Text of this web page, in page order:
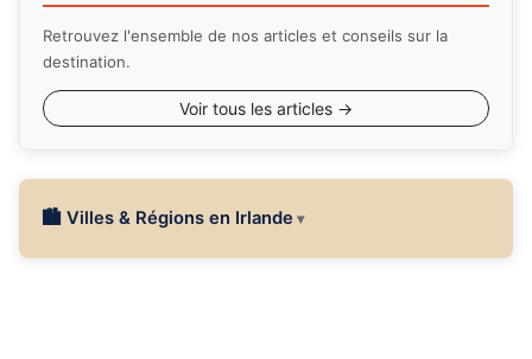
Retrouvez l'ensemble de nos articles et conseils sur la
destination.
Voir tous les articles →
🏙 Villes & Régions en Irlande